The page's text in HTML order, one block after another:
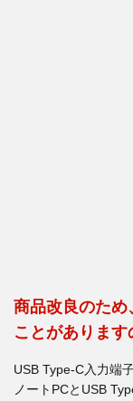
商品改良のため
ことがあります
USB Type-C入力端
ノートPCとUSB